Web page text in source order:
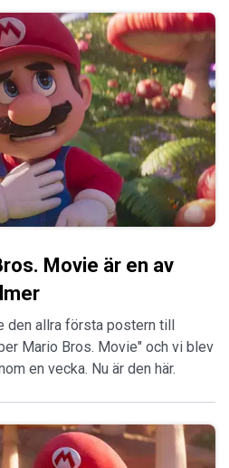
Movie är en av
den allra första postern till
Mario Bros. Movie" och vi blev
en vecka. Nu är den här.